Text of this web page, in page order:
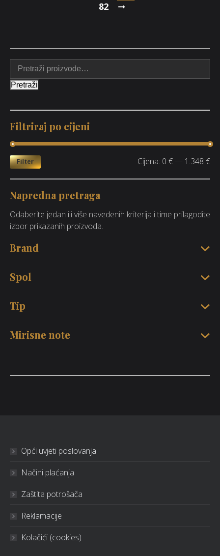
82
Pretraži
Filtriraj po cijeni
Filter Cijena: 0 €— 1.348 €
Napredna pretraga
Odaberite jedan ili više navedenih kriterija i time prilagodite
izbor prikazanih proizvoda.
Brand
Spol
Tip
Mirisne note
Opći uvjeti poslovanja
Načini plaćanja
Zaštita potrošača
Reklamacije
Kolačići (cookies)